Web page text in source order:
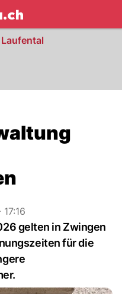
NAU.ch
Laufental
gelten in Zwingen
für die